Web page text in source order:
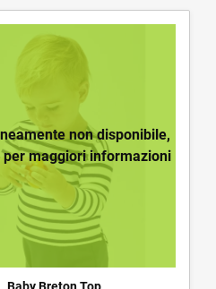
non disponibile,
per maggiori informazioni